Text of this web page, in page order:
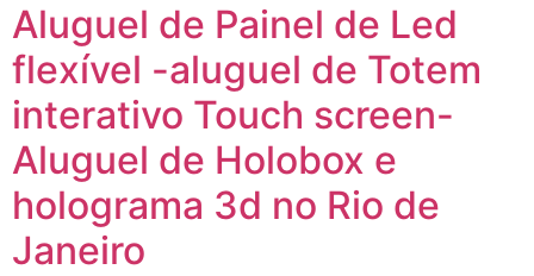
Aluguel de Painel de Led
flexível -aluguel de Totem
interativo Touch screen-
Aluguel de Holobox e
holograma 3d no Rio de
Janeiro